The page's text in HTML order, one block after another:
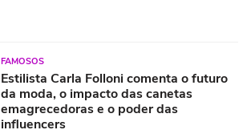
FAMOSOS
Estilista Carla Folloni comenta o futuro
da moda, o impacto das canetas
emagrecedoras e o poder das
influencers